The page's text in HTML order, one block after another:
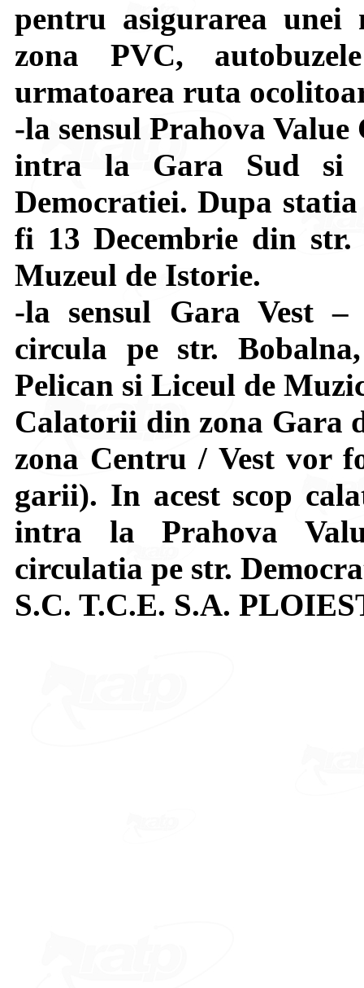
pentru asigurarea
zona PVC,
urmatoarea ruta
-la sensul Prahova
intra la Gara Sud si
Democratiei. Dupa
fi 13 Decembrie din
Muzeul de Istorie.
-la sensul Gara Vest
circula pe str.
Pelican si Liceul de
Calatorii din zona Gara
zona Centru / Vest vor
garii). In acest scop
intra la Prahova
circulatia pe str.
S.C. T.C.E. S.A.